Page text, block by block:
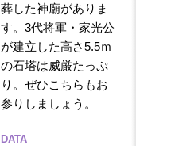
葬した神廟がありま
す。3代将軍・家光公
が建立した高さ5.5ｍ
の石塔は威厳たっぷ
り。ぜひこちらもお
参りしましょう。
DATA